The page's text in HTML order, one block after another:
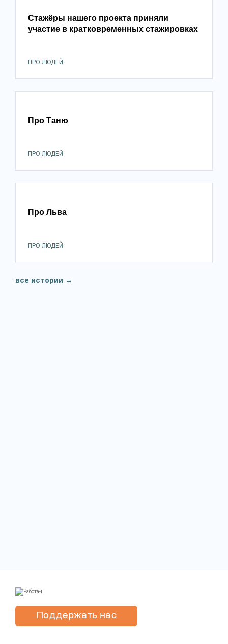
Стажёры нашего проекта приняли
участие в кратковременных стажировках
ПРО ЛЮДЕЙ
Про Таню
ПРО ЛЮДЕЙ
Про Льва
ПРО ЛЮДЕЙ
все истории →
Поддержать нас